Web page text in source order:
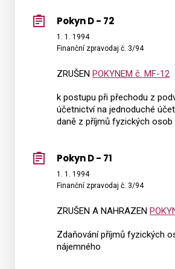
Pokyn D - 72
1. 1. 1994
Finanční zpravodaj č. 3/94
ZRUŠEN POKYNEM č. MF-12
k postupu při přechodu z
účetnictví na jednoduché
daně z příjmů fyzických osob
Pokyn D - 71
1. 1. 1994
Finanční zpravodaj č. 3/94
ZRUŠEN A NAHRAZEN
Zdaňování příjmů fyzických
nájemného